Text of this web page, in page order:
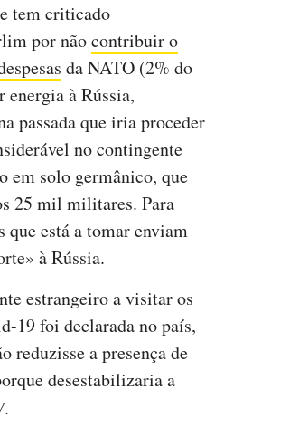
tem criticado
por nãocontribuir o
da NATO (2% do
à Rússia,
passada que iria proceder
no contingente
em solo germânico, que
25 mil militares. Para
que está a tomar enviam
à Rússia.
estrangeiro a visitar os
19 foi declarada no país,
reduzisse a presença de
desestabilizaria a
.